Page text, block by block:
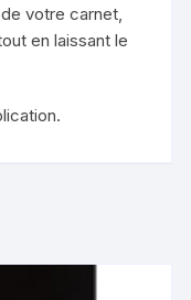
votre carnet,
en laissant le